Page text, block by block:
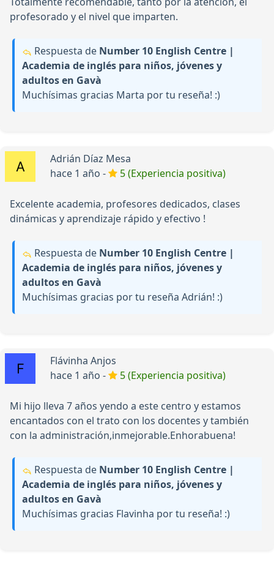
profesorado y el nivel que imparten.
Respuesta de Number 10 English Centre |
Academia de inglés para niños, jóvenes y
adultos en Gavà
Muchísimas gracias Marta por tu reseña! :)
Adrián Díaz Mesa
hace 1 año -
5 (Experiencia positiva)
Excelente academia, profesores dedicados, clases
dinámicas y aprendizaje rápido y efectivo !
Respuesta de Number 10 English Centre |
Academia de inglés para niños, jóvenes y
adultos en Gavà
Muchísimas gracias por tu reseña Adrián! :)
Flávinha Anjos
hace 1 año -
5 (Experiencia positiva)
Mi hijo lleva 7 años yendo a este centro y estamos
encantados con el trato con los docentes y también
con la administración,inmejorable.Enhorabuena!
Respuesta de Number 10 English Centre |
Academia de inglés para niños, jóvenes y
adultos en Gavà
Muchísimas gracias Flavinha por tu reseña! :)